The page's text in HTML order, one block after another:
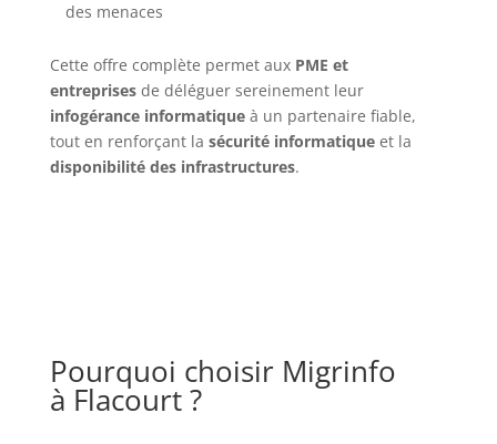
des menaces
Cette offre complète permet aux PME et
entreprisesde déléguer sereinement leur
infogérance informatiqueà un partenaire fiable,
tout en renforçant la sécurité informatiqueet la
disponibilité des infrastructures.
Pourquoi choisir Migrinfo
à Flacourt ?